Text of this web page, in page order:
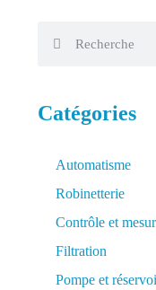
Catégories
Automatisme
Robinetterie
Contrôle et
Filtration
Pompe et